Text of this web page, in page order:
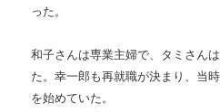
った。
和子さんは専業主婦で、タミさん
た。幸一郎も再就職が決まり、当
を始めていた。